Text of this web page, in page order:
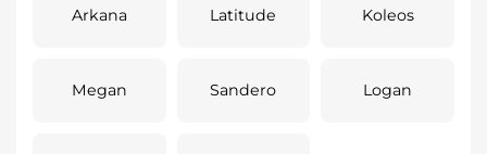
Arkana Latitude Koleos
Megan Sandero Logan